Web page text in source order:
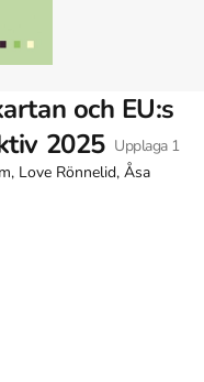
och EU:s
2025 Upplaga 1
Love Rönnelid, Åsa